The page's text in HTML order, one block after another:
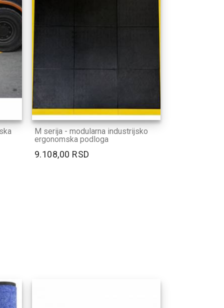
M serija - modularna industrijsko
ergonomska podloga
9.108,00 RSD